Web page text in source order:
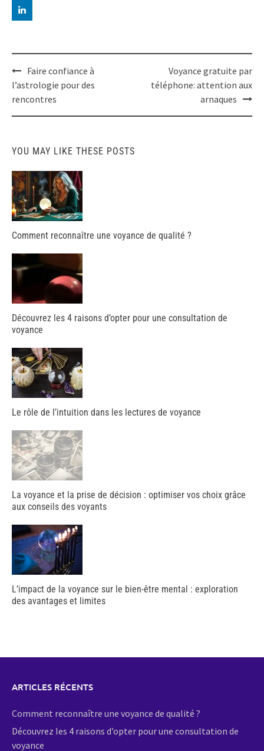
Post
navigation
Faire confiance à
l’astrologie pour des
rencontres
Voyance gratuite par
téléphone: attention aux
arnaques
YOU MAY LIKE THESE POSTS
Comment reconnaître une voyance de qualité ?
Découvrez les 4 raisons d’opter pour une consultation de
voyance
Le rôle de l’intuition dans les lectures de voyance
La voyance et la prise de décision : optimiser vos choix grâce
aux conseils des voyants
L’impact de la voyance sur le bien-être mental : exploration
des avantages et limites
ARTICLES RÉCENTS
Comment reconnaître une voyance de qualité ?
Découvrez les 4 raisons d’opter pour une consultation de
voyance